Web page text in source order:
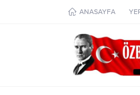
ANASAYFA